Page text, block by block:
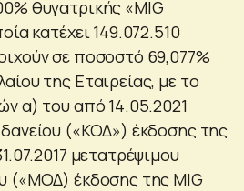
θυγατρικής «MIG
κατέχει 149.072.510
σε ποσοστό 69,077%
της Εταιρείας, με το
α) του από 14.05.2021
δανείου («ΚΟΔ») έκδοσης της
μετατρέψιμου
(«ΜΟΔ) έκδοσης της MIG